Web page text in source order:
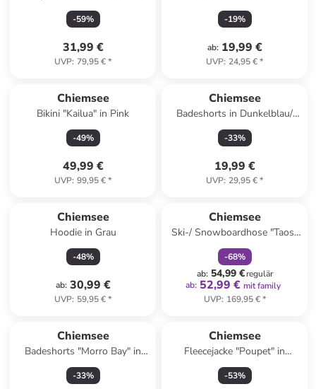
"Set" in Grau
-59%
31,99 €
UVP: 79,95 €*
-19%
ab: 19,99 €
UVP: 24,95 €*
Chiemsee
Bikini "Kailua" in Pink
-49%
49,99 €
UVP: 99,95 €*
Chiemsee
Badeshorts in Dunkelblau/
Grün
-33%
19,99 €
UVP: 29,95 €*
Chiemsee
Hoodie in Grau
-48%
ab: 30,99 €
UVP: 59,95 €*
Chiemsee
Ski-/ Snowboardhose "Taos"
in Anthrazit/ Schwarz
-68%
ab: 54,99 €regulär
ab: 52,99 € mit family
UVP: 169,95 €*
Chiemsee
Badeshorts "Morro Bay" in
Orange
-33%
Chiemsee
Fleecejacke "Poupet" in
Schwarz
-53%